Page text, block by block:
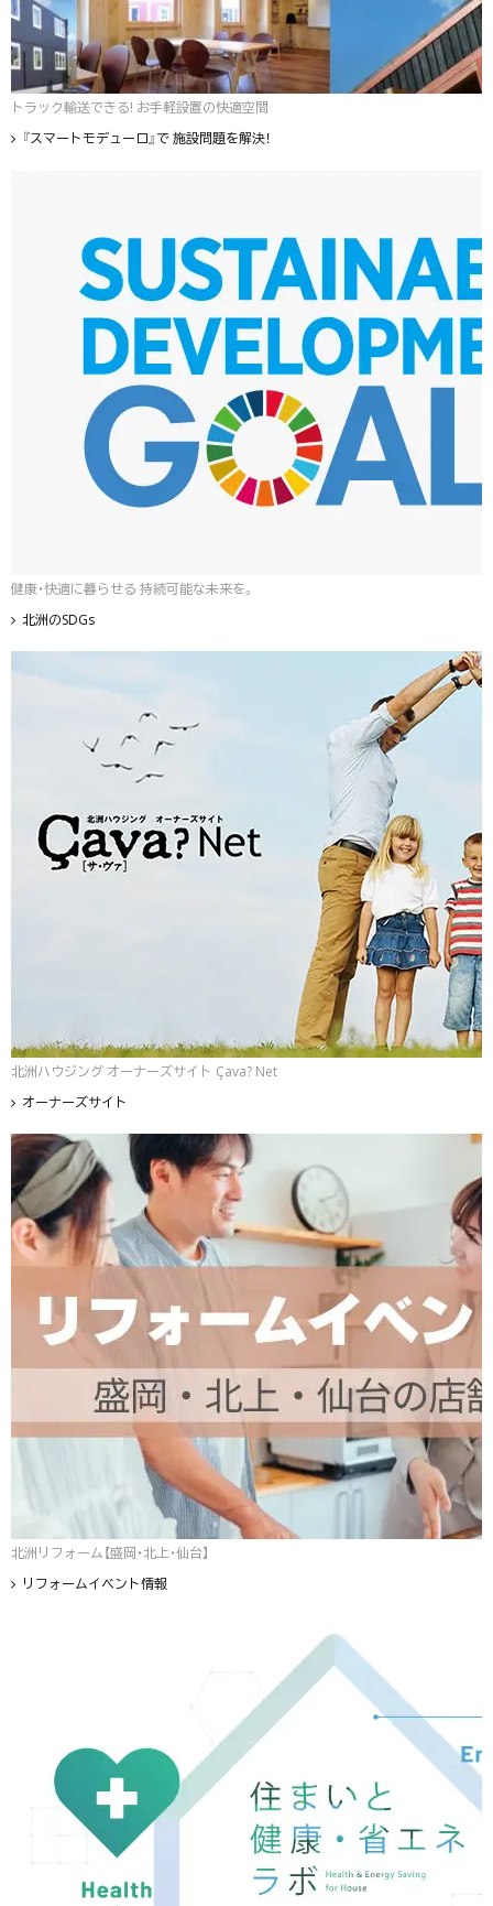
トラック輸送できる! お手軽設置の快適空間
『スマートモデューロ』で 施設問題を解決！
健康・快適に暮らせる 持続可能な未来を。
北洲のSDGs
北洲ハウジング オーナーズサイト Çava? Net
オーナーズサイト
北洲リフォーム【盛岡・北上・仙台】
リフォームイベント情報